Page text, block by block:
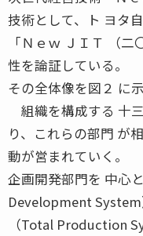
技術として、ト ヨタ
「Ｎｅｗ ＪＩＴ （
性を論証している。
その全体像を図２ に示
組織を構成する 十
り、これらの部門 が
動が営まれていく。
企画開発部門を 中心
Development System
（Total Production